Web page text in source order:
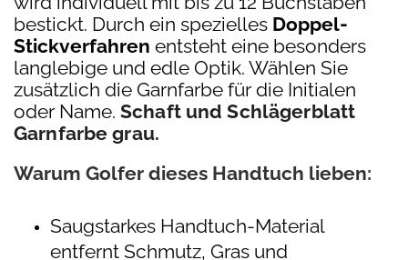
bestickt. Durch ein spezielles Doppel-
Stickverfahren entsteht eine besonders
langlebige und edle Optik. Wählen Sie
zusätzlich die Garnfarbe für die Initialen
oder Name. Schaft und Schlägerblatt
Garnfarbe grau.
Warum Golfer dieses Handtuch lieben:
Saugstarkes Handtuch-Material
entfernt Schmutz, Gras und